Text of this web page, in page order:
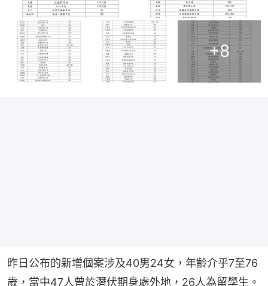
+8
昨日公布的新增個案涉及40男24女，年齡介乎7至76
歲，當中47人曾於潛伏期身處外地，26人為留學生。